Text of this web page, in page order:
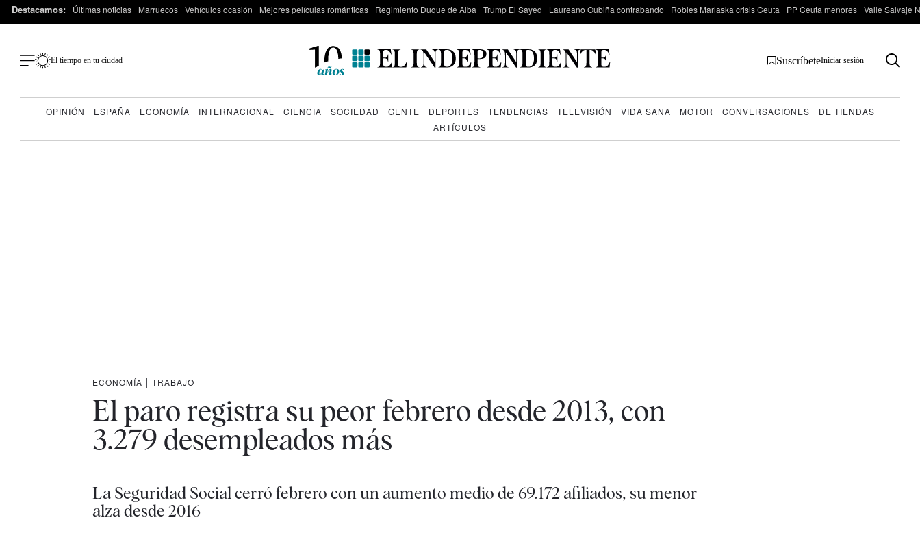
Destacamos: Últimas noticias Marruecos Vehículos ocasión Mejores películas románticas Regimiento Duque de Alba Trump El Sayed Laureano Oubiña contrabando Robles Marlaska crisis Ceuta PP Ceuta menores Valle Salvaje
El tiempo en tu ciudad SuscríbeteIniciar sesión
OPINIÓN ESPAÑA ECONOMÍA INTERNACIONAL CIENCIA SOCIEDAD GENTE DEPORTES TENDENCIAS TELEVISIÓN VIDA SANA MOTOR CONVERSACIONES
DE TIENDAS
ARTÍCULOS
ECONOMÍA | TRABAJO
El paro registra su peor febrero desde 2013, con
3.279 desempleados más
La Seguridad Social cerró febrero con un aumento medio de 69.172 afiliados, su menor
alza desde 2016